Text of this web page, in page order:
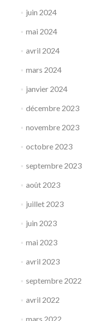
juin 2024
mai 2024
avril 2024
mars 2024
janvier 2024
décembre 2023
novembre 2023
octobre 2023
septembre 2023
août 2023
juillet 2023
juin 2023
mai 2023
avril 2023
septembre 2022
avril 2022
mars 2022